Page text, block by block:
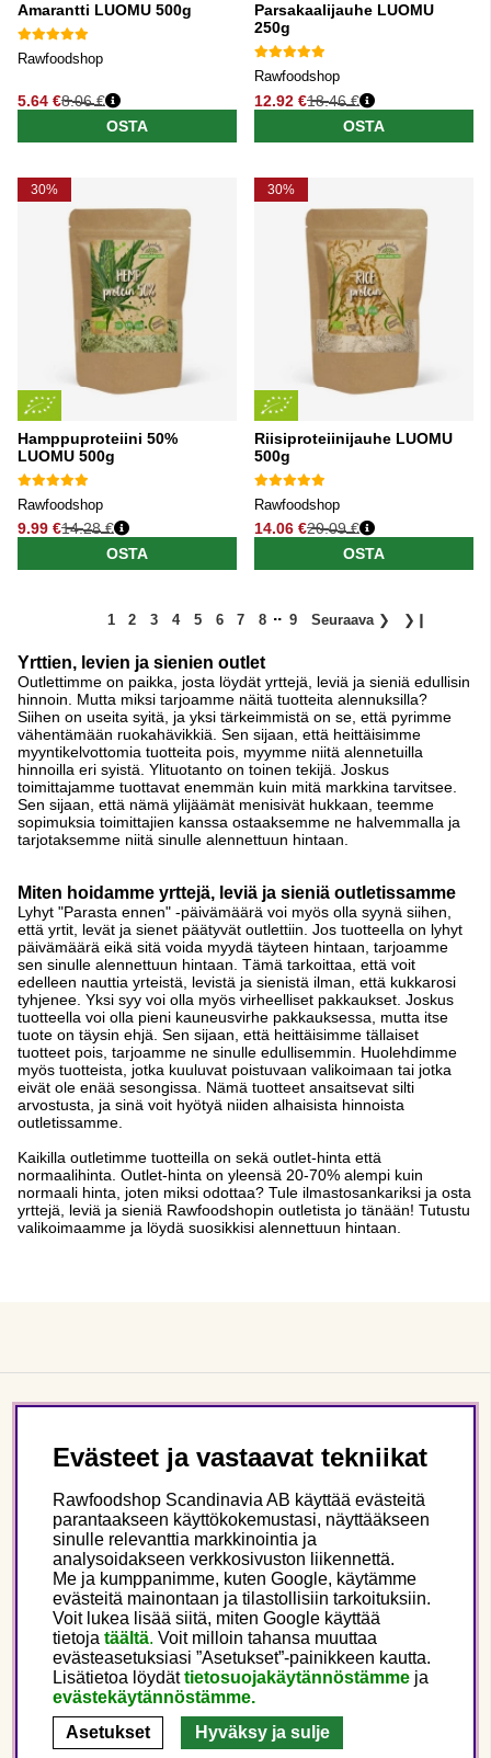
Amarantti LUOMU 500g
Rawfoodshop
5.64 €
Normaali hinta
8.06 €
OSTA
Parsakaalijauhe LUOMU
250g
Rawfoodshop
12.92 €
Normaali hinta
18.46 €
OSTA
30%
Hamppuproteiini 50%
LUOMU 500g
Rawfoodshop
9.99 €
Normaali hinta
14.28 €
OSTA
30%
Riisiproteiinijauhe LUOMU
500g
Rawfoodshop
14.06 €
Normaali hinta
20.09 €
OSTA
1 2 3 4 5 6 7 8 .. 9 Seuraava ❯ ❯❙
Yrttien, levien ja sienien outlet
Outlettimme on paikka, josta löydät yrttejä, leviä ja sieniä edullisin
hinnoin. Mutta miksi tarjoamme näitä tuotteita alennuksilla?
Siihen on useita syitä, ja yksi tärkeimmistä on se, että pyrimme
vähentämään ruokahävikkiä. Sen sijaan, että heittäisimme
myyntikelvottomia tuotteita pois, myymme niitä alennetuilla
hinnoilla eri syistä. Ylituotanto on toinen tekijä. Joskus
toimittajamme tuottavat enemmän kuin mitä markkina tarvitsee.
Sen sijaan, että nämä ylijäämät menisivät hukkaan, teemme
sopimuksia toimittajien kanssa ostaaksemme ne halvemmalla ja
tarjotaksemme niitä sinulle alennettuun hintaan.
Miten hoidamme yrttejä, leviä ja sieniä outletissamme
Lyhyt "Parasta ennen" -päivämäärä voi myös olla syynä siihen,
että yrtit, levät ja sienet päätyvät outlettiin. Jos tuotteella on lyhyt
päivämäärä eikä sitä voida myydä täyteen hintaan, tarjoamme
sen sinulle alennettuun hintaan. Tämä tarkoittaa, että voit
edelleen nauttia yrteistä, levistä ja sienistä ilman, että kukkarosi
tyhjenee. Yksi syy voi olla myös virheelliset pakkaukset. Joskus
tuotteella voi olla pieni kauneusvirhe pakkauksessa, mutta itse
tuote on täysin ehjä. Sen sijaan, että heittäisimme tällaiset
tuotteet pois, tarjoamme ne sinulle edullisemmin. Huolehdimme
myös tuotteista, jotka kuuluvat poistuvaan valikoimaan tai jotka
eivät ole enää sesongissa. Nämä tuotteet ansaitsevat silti
arvostusta, ja sinä voit hyötyä niiden alhaisista hinnoista
outletissamme.
Kaikilla outletimme tuotteilla on sekä outlet-hinta että
normaalihinta. Outlet-hinta on yleensä 20-70% alempi kuin
normaali hinta, joten miksi odottaa? Tule ilmastosankariksi ja osta
yrttejä, leviä ja sieniä Rawfoodshopin outletista jo tänään! Tutustu
valikoimaamme ja löydä suosikkisi alennettuun hintaan.
Seuraa meitä
Tämä on Rawfoodshop
Finland
Evästeet ja vastaavat tekniikat
Rawfoodshop Scandinavia AB käyttää evästeitä
parantaakseen käyttökokemustasi, näyttääkseen
sinulle relevanttia markkinointia ja
analysoidakseen verkkosivuston liikennettä.
Me ja kumppanimme, kuten Google, käytämme
evästeitä mainontaan ja tilastollisiin tarkoituksiin.
Voit lukea lisää siitä, miten Google käyttää
tietoja täältä. Voit milloin tahansa muuttaa
evästeasetuksiasi ”Asetukset”-painikkeen kautta.
Lisätietoa löydättietosuojakäytännöstämme ja
evästekäytännöstämme.
Asetukset
Hyväksy ja sulje